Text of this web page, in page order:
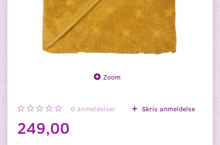
Zoom
0 anmeldelser Skriv anmeldelse
249,00